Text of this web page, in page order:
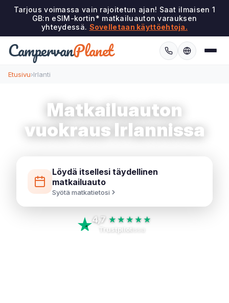
Tarjous voimassa vain rajoitetun ajan! Saat ilmaisen 1
GB:n eSIM-kortin* matkailuauton varauksen
yhteydessä. Sovelletaan käyttöehtoja.
CampervanPlanet
Etusivu›Irlanti
Matkailuauton
vuokraus Irlannissa
Löydä itsellesi täydellinen
matkailuauto
Syötä matkatietosi
4,7 ★★★★★
Trustpilotissa